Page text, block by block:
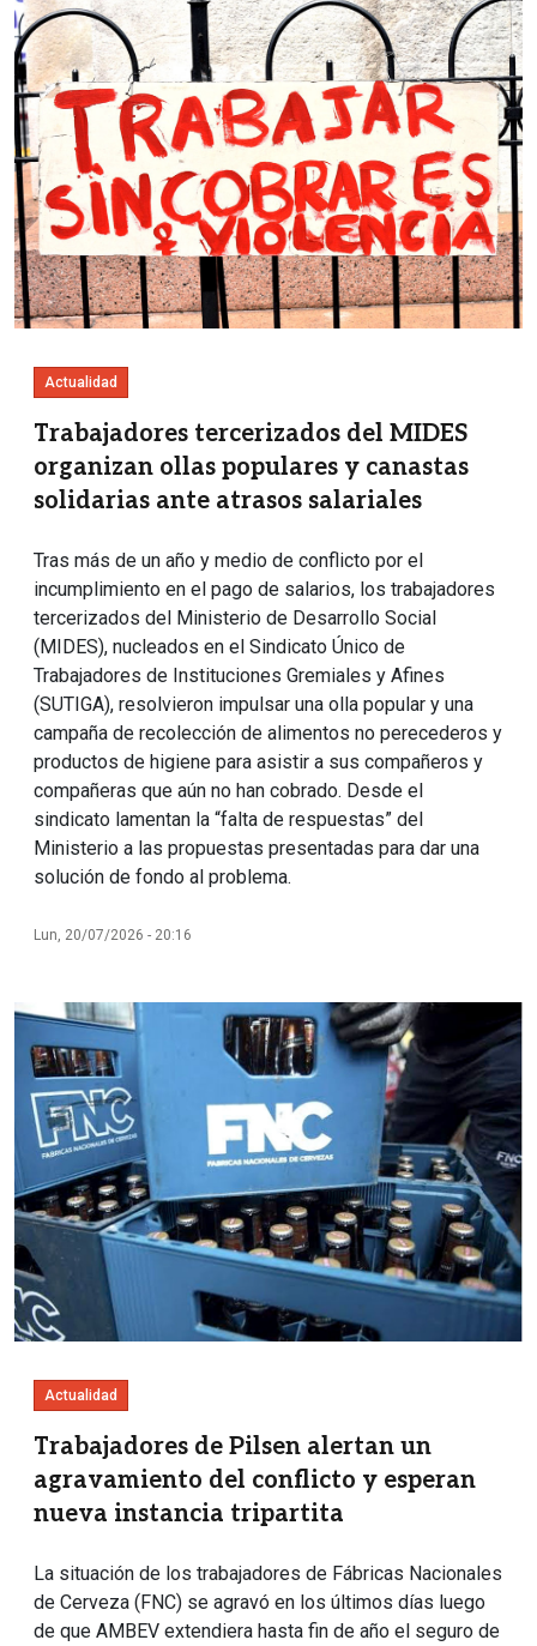
Actualidad
Trabajadores tercerizados del MIDES
organizan ollas populares y canastas
solidarias ante atrasos salariales
Tras más de un año y medio de conflicto por el
incumplimiento en el pago de salarios, los trabajadores
tercerizados del Ministerio de Desarrollo Social
(MIDES), nucleados en el Sindicato Único de
Trabajadores de Instituciones Gremiales y Afines
(SUTIGA), resolvieron impulsar una olla popular y una
campaña de recolección de alimentos no perecederos y
productos de higiene para asistir a sus compañeros y
compañeras que aún no han cobrado. Desde el
sindicato lamentan la “falta de respuestas” del
Ministerio a las propuestas presentadas para dar una
solución de fondo al problema.
Lun, 20/07/2026 - 20:16
Imagen
Actualidad
Trabajadores de Pilsen alertan un
agravamiento del conflicto y esperan
nueva instancia tripartita
La situación de los trabajadores de Fábricas Nacionales
de Cerveza (FNC) se agravó en los últimos días luego
de que AMBEV extendiera hasta fin de año el seguro de